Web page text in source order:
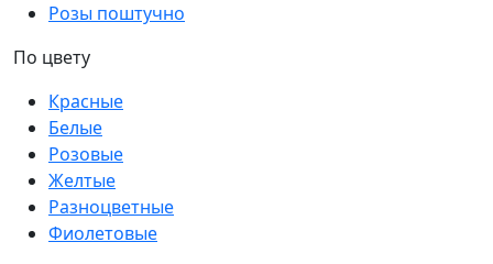
Розы поштучно
По цвету
Красные
Белые
Розовые
Желтые
Разноцветные
Фиолетовые